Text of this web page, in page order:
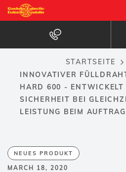
Direkt
zum
Breadcrumb
STARTSEITE
INNOVATIVER
HARD 600 - ENTWICKELT
SICHERHEIT BEI
LEISTUNG BEIM
NEUES PRODUKT
MARCH 18, 2020